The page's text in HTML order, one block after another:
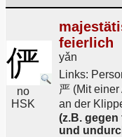
俨
no
HSK
feierlich
yǎn
Links:
严 (Mit
an der
(z.B.
und